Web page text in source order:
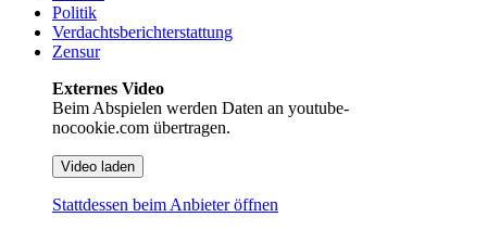
Politik
Verdachtsberichterstattung
Zensur
Externes Video
Beim Abspielen werden Daten an youtube-
nocookie.com übertragen.
Video laden
Stattdessen beim Anbieter öffnen